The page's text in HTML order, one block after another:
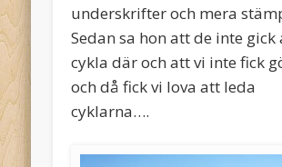
underskrifter och mera
Sedan sa hon att de inte gick
cykla där och att vi inte fick
och då fick vi lova att leda
cyklarna….